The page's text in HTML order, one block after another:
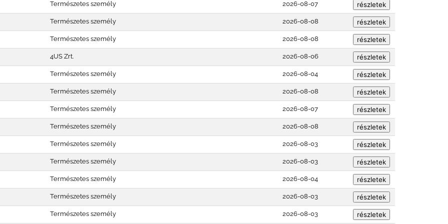
Természetes személy 2026-08-07
Természetes személy 2026-08-08
Természetes személy 2026-08-08
4US Zrt. 2026-08-06
Természetes személy 2026-08-04
Természetes személy 2026-08-08
Természetes személy 2026-08-07
Természetes személy 2026-08-08
Természetes személy 2026-08-03
Természetes személy 2026-08-03
Természetes személy 2026-08-04
Természetes személy 2026-08-03
Természetes személy 2026-08-03